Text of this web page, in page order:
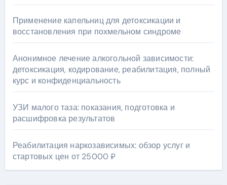
Применение капельниц для детоксикации и
восстановления при похмельном синдроме
Анонимное лечение алкогольной зависимости:
детоксикация, кодирование, реабилитация, полный
курс и конфиденциальность
УЗИ малого таза: показания, подготовка и
расшифровка результатов
Реабилитация наркозависимых: обзор услуг и
стартовых цен от 25000 ₽